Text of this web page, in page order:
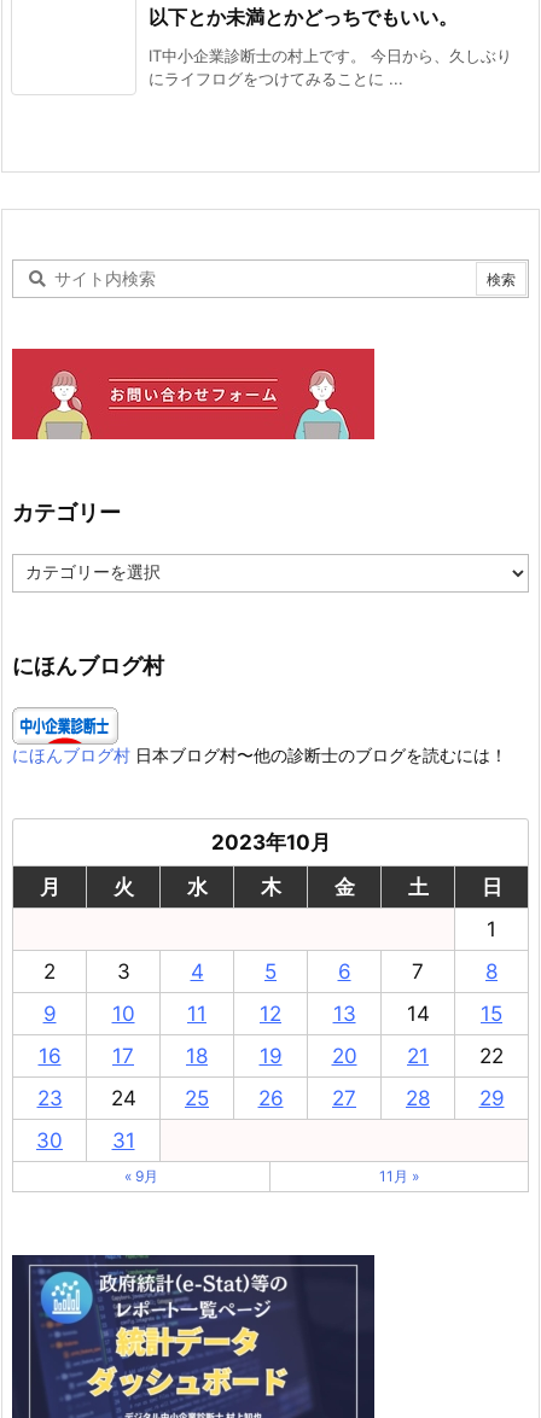
以下とか未満とかどっちでもいい。
IT中小企業診断士の村上です。 今日から、久しぶり
にライフログをつけてみることに ...
カテゴリー
テ
ー
にほんブログ村
にほんブログ村 日本ブログ村〜他の診断士のブログを読むには！
2023年10月
月
火 水 木 金 土
日
1
2
3 4 5 6 7
8
9
10 11 12 13 14
15
16
17 18 19 20 21
22
23
24 25 26 27 28
29
30
31
« 9月 11月 »